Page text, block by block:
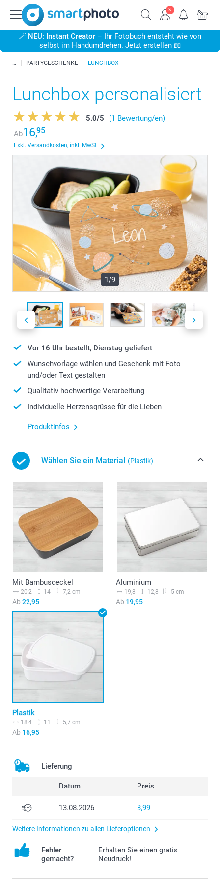
🪄 NEU: Instant Creator – Ihr Fotobuch entsteht wie von
selbst im Handumdrehen. Jetzt erstellen 📖
PARTYGESCHENKE LUNCHBOX
Lunchbox personalisiert
5.0/5
(1 Bewertung/en)
Ab16,95
Exkl. Versandkosten, inkl. MwSt
1/9
Vor 16 Uhr bestellt, Dienstag geliefert
Wunschvorlage wählen und Geschenk mit Foto
und/oder Text gestalten
Qualitativ hochwertige Verarbeitung
Individuelle Herzensgrüsse für die Lieben
Produktinfos
Wählen Sie ein Material (Plastik)
Mit Bambusdeckel
20,2 14 7,2 cm
Ab 22,95
Aluminium
19,8 12,8 5 cm
Ab 19,95
Plastik
18,4 11 5,7 cm
Ab 16,95
Lieferung
Datum Preis
13.08.2026 3,99
Weitere Informationen zu allen Lieferoptionen
Fehler
gemacht?
Erhalten Sie einen gratis
Neudruck!